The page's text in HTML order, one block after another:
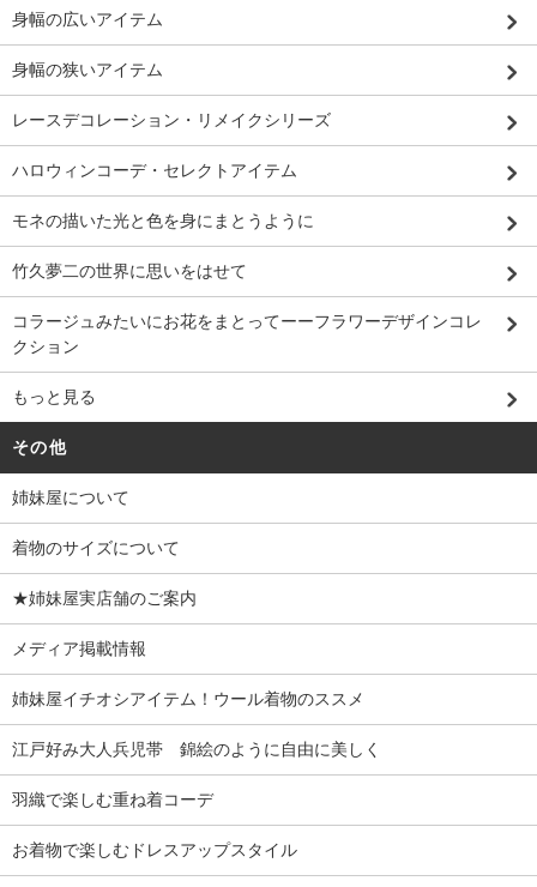
身幅の広いアイテム
身幅の狭いアイテム
レースデコレーション・リメイクシリーズ
ハロウィンコーデ・セレクトアイテム
モネの描いた光と色を身にまとうように
竹久夢二の世界に思いをはせて
コラージュみたいにお花をまとってーーフラワーデザインコレ
クション
もっと見る
その他
姉妹屋について
着物のサイズについて
★姉妹屋実店舗のご案内
メディア掲載情報
姉妹屋イチオシアイテム！ウール着物のススメ
江戸好み大人兵児帯 錦絵のように自由に美しく
羽織で楽しむ重ね着コーデ
お着物で楽しむドレスアップスタイル